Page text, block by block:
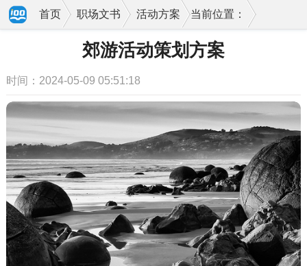
当前位置：
首页 职场文书 活动方案
郊游活动策划方案
时间：2024-05-09 05:51:18